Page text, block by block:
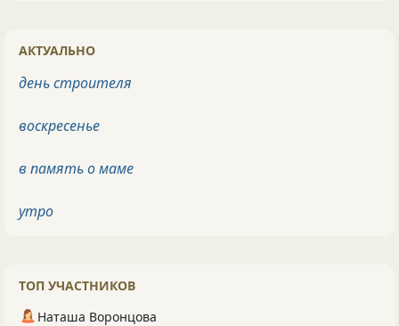
АКТУАЛЬНО
день строителя
воскресенье
в память о маме
утро
ТОП УЧАСТНИКОВ
Наташа Воронцова